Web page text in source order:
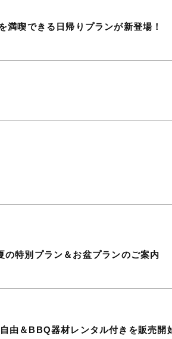
喫できる日帰りプランが新登場！
特別プラン＆お盆プランのご案内
由＆BBQ器材レンタル付きを販売開